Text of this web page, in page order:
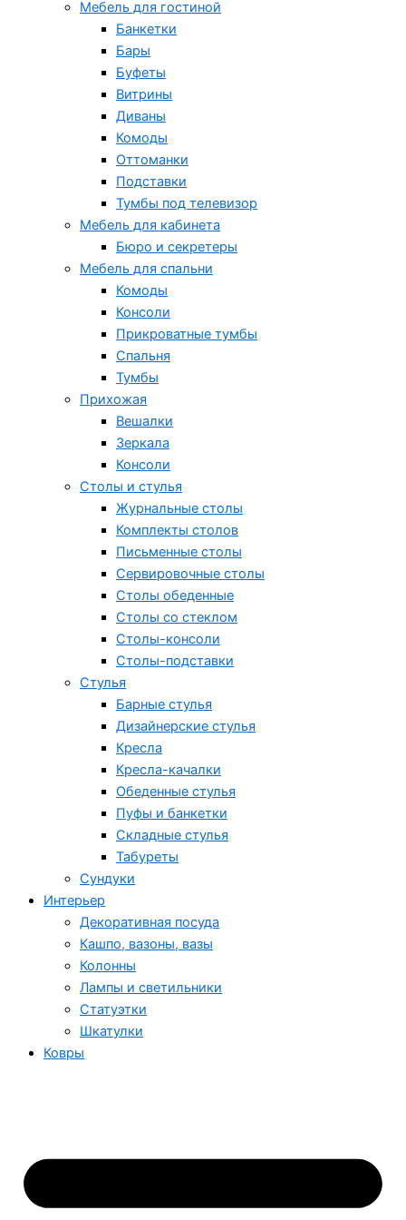
Мебель для гостиной
Банкетки
Бары
Буфеты
Витрины
Диваны
Комоды
Оттоманки
Подставки
Тумбы под телевизор
Мебель для кабинета
Бюро и секретеры
Мебель для спальни
Комоды
Консоли
Прикроватные тумбы
Спальня
Тумбы
Прихожая
Вешалки
Зеркала
Консоли
Столы и стулья
Журнальные столы
Комплекты столов
Письменные столы
Сервировочные столы
Столы обеденные
Столы со стеклом
Столы-консоли
Столы-подставки
Стулья
Барные стулья
Дизайнерские стулья
Кресла
Кресла-качалки
Обеденные стулья
Пуфы и банкетки
Складные стулья
Табуреты
Сундуки
Интерьер
Декоративная посуда
Кашпо, вазоны, вазы
Колонны
Лампы и светильники
Статуэтки
Шкатулки
Ковры